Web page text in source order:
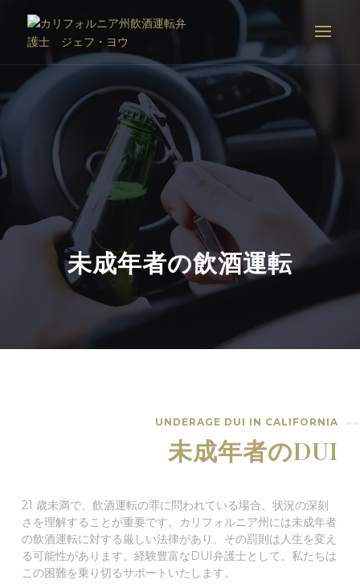
未成年者の飲酒運転
UNDERAGE DUI IN CALIFORNIA
未成年者のDUI
21 歳未満で、飲酒運転の罪に問われている場合、状況の深刻
さを理解することが重要です。カリフォルニア州には未成年者
の飲酒運転に対する厳しい法律があり、その罰則は人生を変え
る可能性があります。経験豊富なDUI弁護士として、私たちは
この困難を乗り切るサポートいたします。